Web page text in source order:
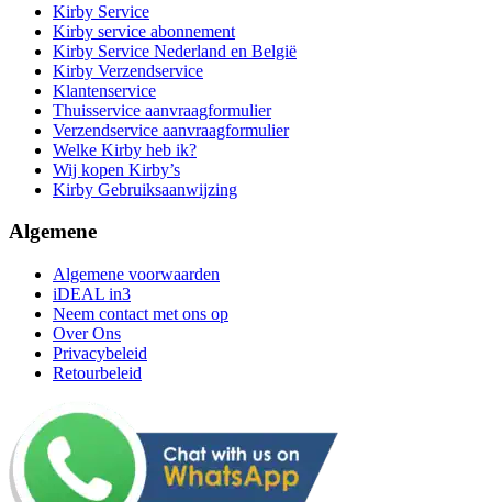
Kirby Service
Kirby service abonnement
Kirby Service Nederland en België
Kirby Verzendservice
Klantenservice
Thuisservice aanvraagformulier
Verzendservice aanvraagformulier
Welke Kirby heb ik?
Wij kopen Kirby’s
Kirby Gebruiksaanwijzing
Algemene
Algemene voorwaarden
iDEAL in3
Neem contact met ons op
Over Ons
Privacybeleid
Retourbeleid